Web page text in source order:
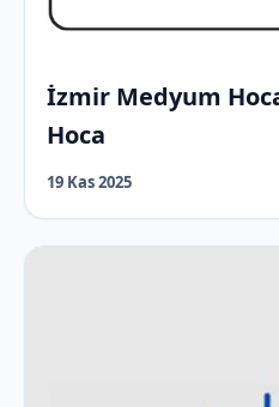
İzmir Medyum
Hoca
19 Kas 2025